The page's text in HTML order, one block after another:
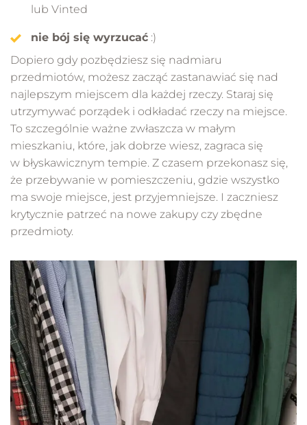
lub Vinted
nie bój się wyrzucać :)
Dopiero gdy pozbędziesz się nadmiaru
przedmiotów, możesz zacząć zastanawiać się nad
najlepszym miejscem dla każdej rzeczy. Staraj się
utrzymywać porządek i odkładać rzeczy na miejsce.
To szczególnie ważne zwłaszcza w małym
mieszkaniu, które, jak dobrze wiesz, zagraca się
w błyskawicznym tempie. Z czasem przekonasz się,
że przebywanie w pomieszczeniu, gdzie wszystko
ma swoje miejsce, jest przyjemniejsze. I zaczniesz
krytycznie patrzeć na nowe zakupy czy zbędne
przedmioty.